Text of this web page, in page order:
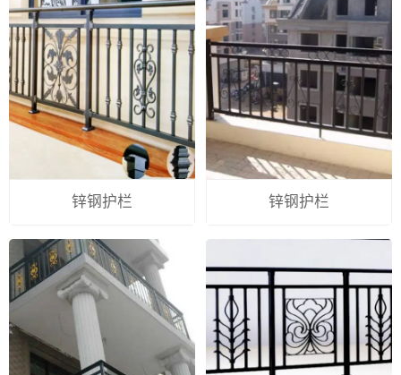
锌钢护栏 锌钢护栏